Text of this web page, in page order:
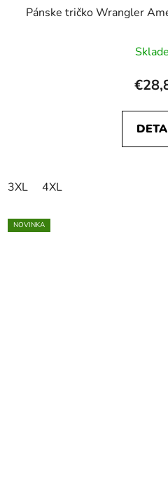
Pánske tričko Wrangler
3XL 4XL
NOVINKA